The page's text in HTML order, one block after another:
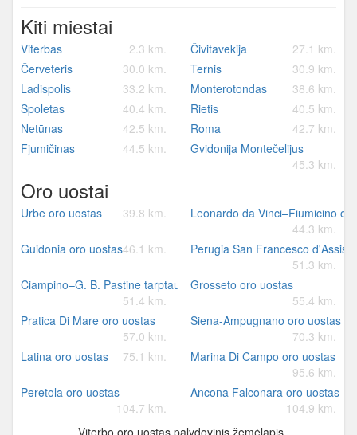
Kiti miestai
Viterbas 2.3 km. Čivitavekija
27.1 km.
Červeteris
30.0 km. Ternis
30.9 km.
Ladispolis
33.2 km. Monterotondas
38.6 km.
Spoletas
40.4 km. Rietis
40.5 km.
Netūnas
42.5 km. Roma
42.7 km.
Fjumičinas
44.5 km.
Gvidonija Montečelijus
45.3 km.
Oro uostai
Urbe oro uostas 39.8 km.
Leonardo da Vinci–Fiumicino
44.3 km.
Guidonia oro uostas46.1 km.
Perugia San Francesco
51.3 km.
Ciampino–G. B. Pastine tarptautinis oro uostas
51.4 km.
Grosseto oro uostas
55.4 km.
Pratica Di Mare oro uostas
57.0 km.
Siena-Ampugnano oro uostas
70.3 km.
Latina oro uostas
75.1 km.
Marina Di Campo oro uostas
95.6 km.
Peretola oro uostas
104.7 km.
Ancona Falconara oro uostas
104.9 km.
Viterbo oro uostas palydovinis žemėlapis.